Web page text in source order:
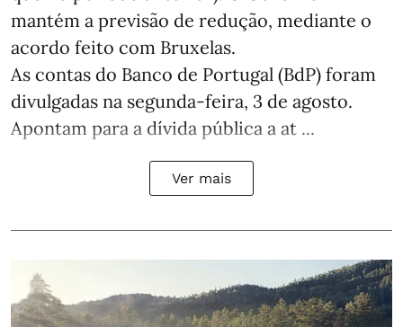
mantém a previsão de redução, mediante o
acordo feito com Bruxelas.
As contas do Banco de Portugal (BdP) foram
divulgadas na segunda-feira, 3 de agosto.
Apontam para a dívida pública a at ...
Ver mais